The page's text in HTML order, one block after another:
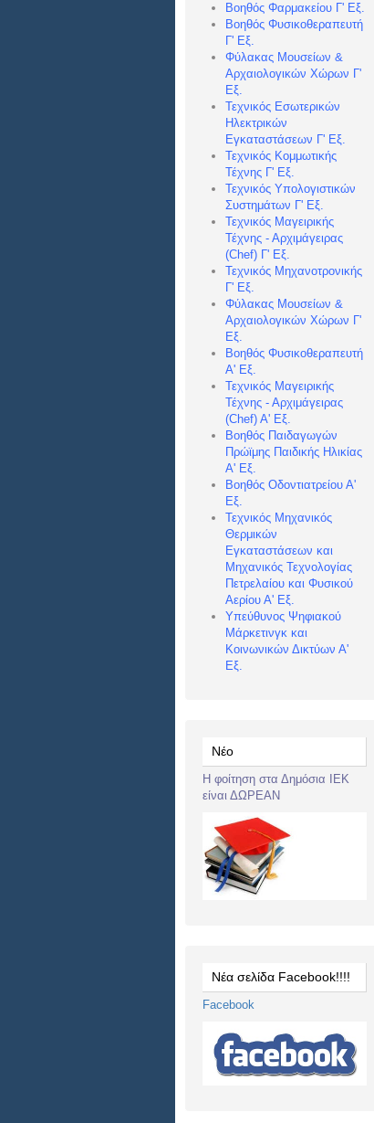
Βοηθός Φαρμακείου Γ' Εξ.
Βοηθός Φυσικοθεραπευτή
Γ' Εξ.
Φύλακας Μουσείων &
Αρχαιολογικών Χώρων Γ'
Εξ.
Τεχνικός Εσωτερικών
Ηλεκτρικών
Εγκαταστάσεων Γ' Εξ.
Τεχνικός Κομμωτικής
Τέχνης Γ' Εξ.
Τεχνικός Υπολογιστικών
Συστημάτων Γ' Εξ.
Τεχνικός Μαγειρικής
Τέχνης - Αρχιμάγειρας
(Chef) Γ' Εξ.
Τεχνικός Μηχανοτρονικής
Γ' Εξ.
Φύλακας Μουσείων &
Αρχαιολογικών Χώρων Γ'
Εξ.
Βοηθός Φυσικοθεραπευτή
Α' Εξ.
Τεχνικός Μαγειρικής
Τέχνης - Αρχιμάγειρας
(Chef) Α' Εξ.
Βοηθός Παιδαγωγών
Πρώϊμης Παιδικής Ηλικίας
Α' Εξ.
Βοηθός Οδοντιατρείου Α'
Εξ.
Τεχνικός Μηχανικός
Θερμικών
Εγκαταστάσεων και
Μηχανικός Τεχνολογίας
Πετρελαίου και Φυσικού
Αερίου Α' Εξ.
Υπεύθυνος Ψηφιακού
Μάρκετινγκ και
Κοινωνικών Δικτύων Α'
Εξ.
Νέο
Η φοίτηση στα Δημόσια ΙΕΚ
είναι ΔΩΡΕΑΝ
Νέα σελίδα Facebook!!!!
Facebook